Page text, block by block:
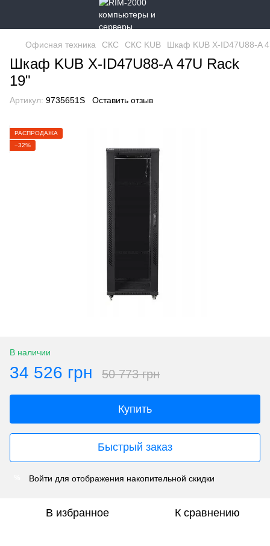
Офисная техника СКС СКС KUB Шкаф KUB X-ID47U88-A
Шкаф KUB X-ID47U88-A 47U Rack
19"
Артикул: 9735651S Оставить отзыв
РАСПРОДАЖА
−32%
В наличии
34 526 грн 50 773 грн
Купить
Быстрый заказ
Войти для отображения накопительной скидки
В избранное К сравнению